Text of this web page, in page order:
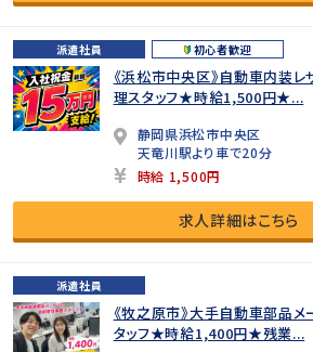
派遣社員 初心者歓迎
《浜松市中央区》自動車内装
理スタッフ★時給1,500円★...
静岡県浜松市中央区
天竜川駅より車で20分
時給 1,500円
求人詳細はこちら
派遣社員
《牧之原市》大手自動車部品
タッフ★時給1,400円★残業...